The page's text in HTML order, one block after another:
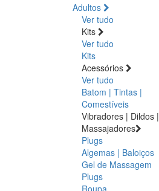
Adultos
Ver tudo
Kits
Ver tudo
Kits
Acessórios
Ver tudo
Batom | Tintas |
Comestíveis
Vibradores | Dildos |
Massajadores
Plugs
Algemas | Baloiços
Gel de Massagem
Plugs
Roupa